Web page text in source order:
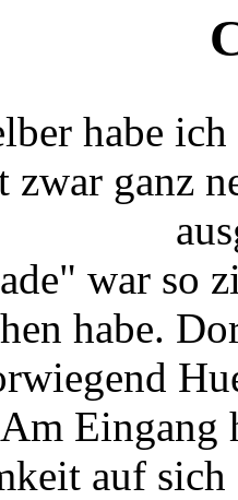
habe
zwar ganz
war so
habe.
Eingang
auf